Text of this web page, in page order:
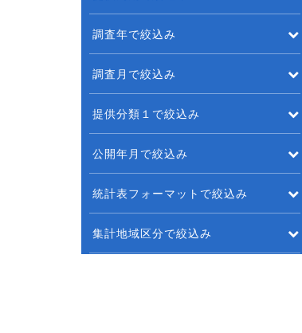
調査年で絞込み
調査月で絞込み
提供分類１で絞込み
公開年月で絞込み
統計表フォーマットで絞込み
集計地域区分で絞込み